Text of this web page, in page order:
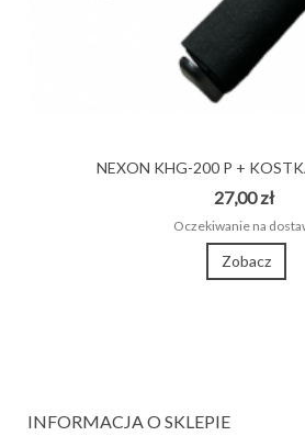
NEXON KHG-200 P +
27,00 zł
Oczekiwanie na
Zobacz
INFORMACJA O SKLEPIE